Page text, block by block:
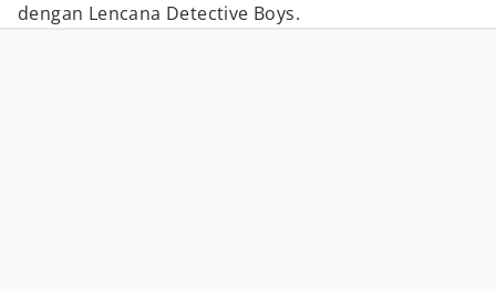
dengan Lencana Detective Boys.